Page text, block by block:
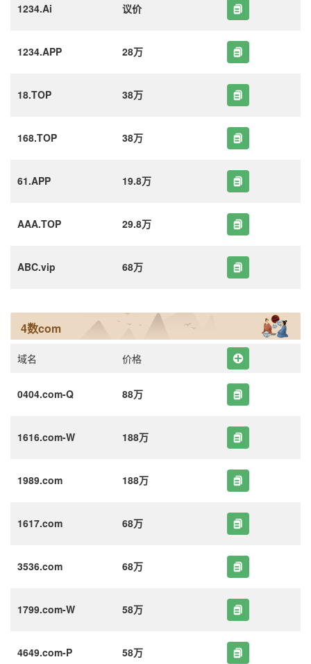
1234.Ai 议价
1234.APP 28万
18.TOP 38万
168.TOP 38万
61.APP 19.8万
AAA.TOP 29.8万
ABC.vip 68万
4数com
域名 价格
0404.com-Q 88万
1616.com-W 188万
1989.com 188万
1617.com 68万
3536.com 68万
1799.com-W 58万
4649.com-P 58万